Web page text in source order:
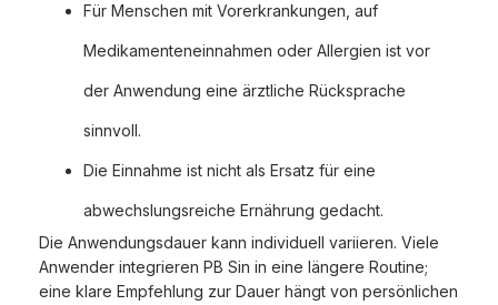
Für Menschen mit Vorerkrankungen, auf
Medikamenteneinnahmen oder Allergien ist vor
der Anwendung eine ärztliche Rücksprache
sinnvoll.
Die Einnahme ist nicht als Ersatz für eine
abwechslungsreiche Ernährung gedacht.
Die Anwendungsdauer kann individuell variieren. Viele
Anwender integrieren PB Sin in eine längere Routine;
eine klare Empfehlung zur Dauer hängt von persönlichen